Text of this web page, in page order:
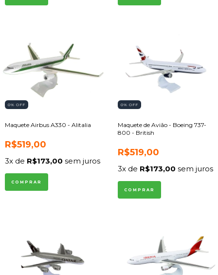
0% OFF
Maquete Airbus A330 - Alitalia
R$519,00
3x de R$173,00 sem juros
0% OFF
Maquete de Avião - Boeing 737-
800 - British
R$519,00
3x de R$173,00 sem juros